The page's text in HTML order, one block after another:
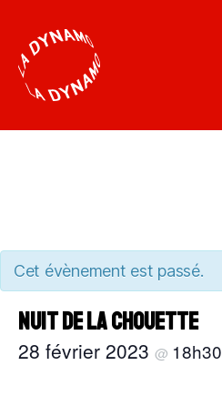
Dynamo
Cet évènement est passé.
Nuit de la chouette
28 février 2023 @ 18h30